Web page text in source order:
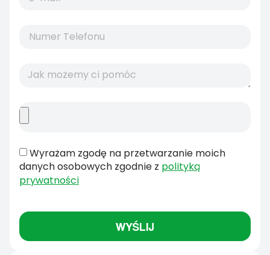
Wyrażam zgodę na przetwarzanie moich
danych osobowych zgodnie z polityką
prywatności
WYŚLIJ